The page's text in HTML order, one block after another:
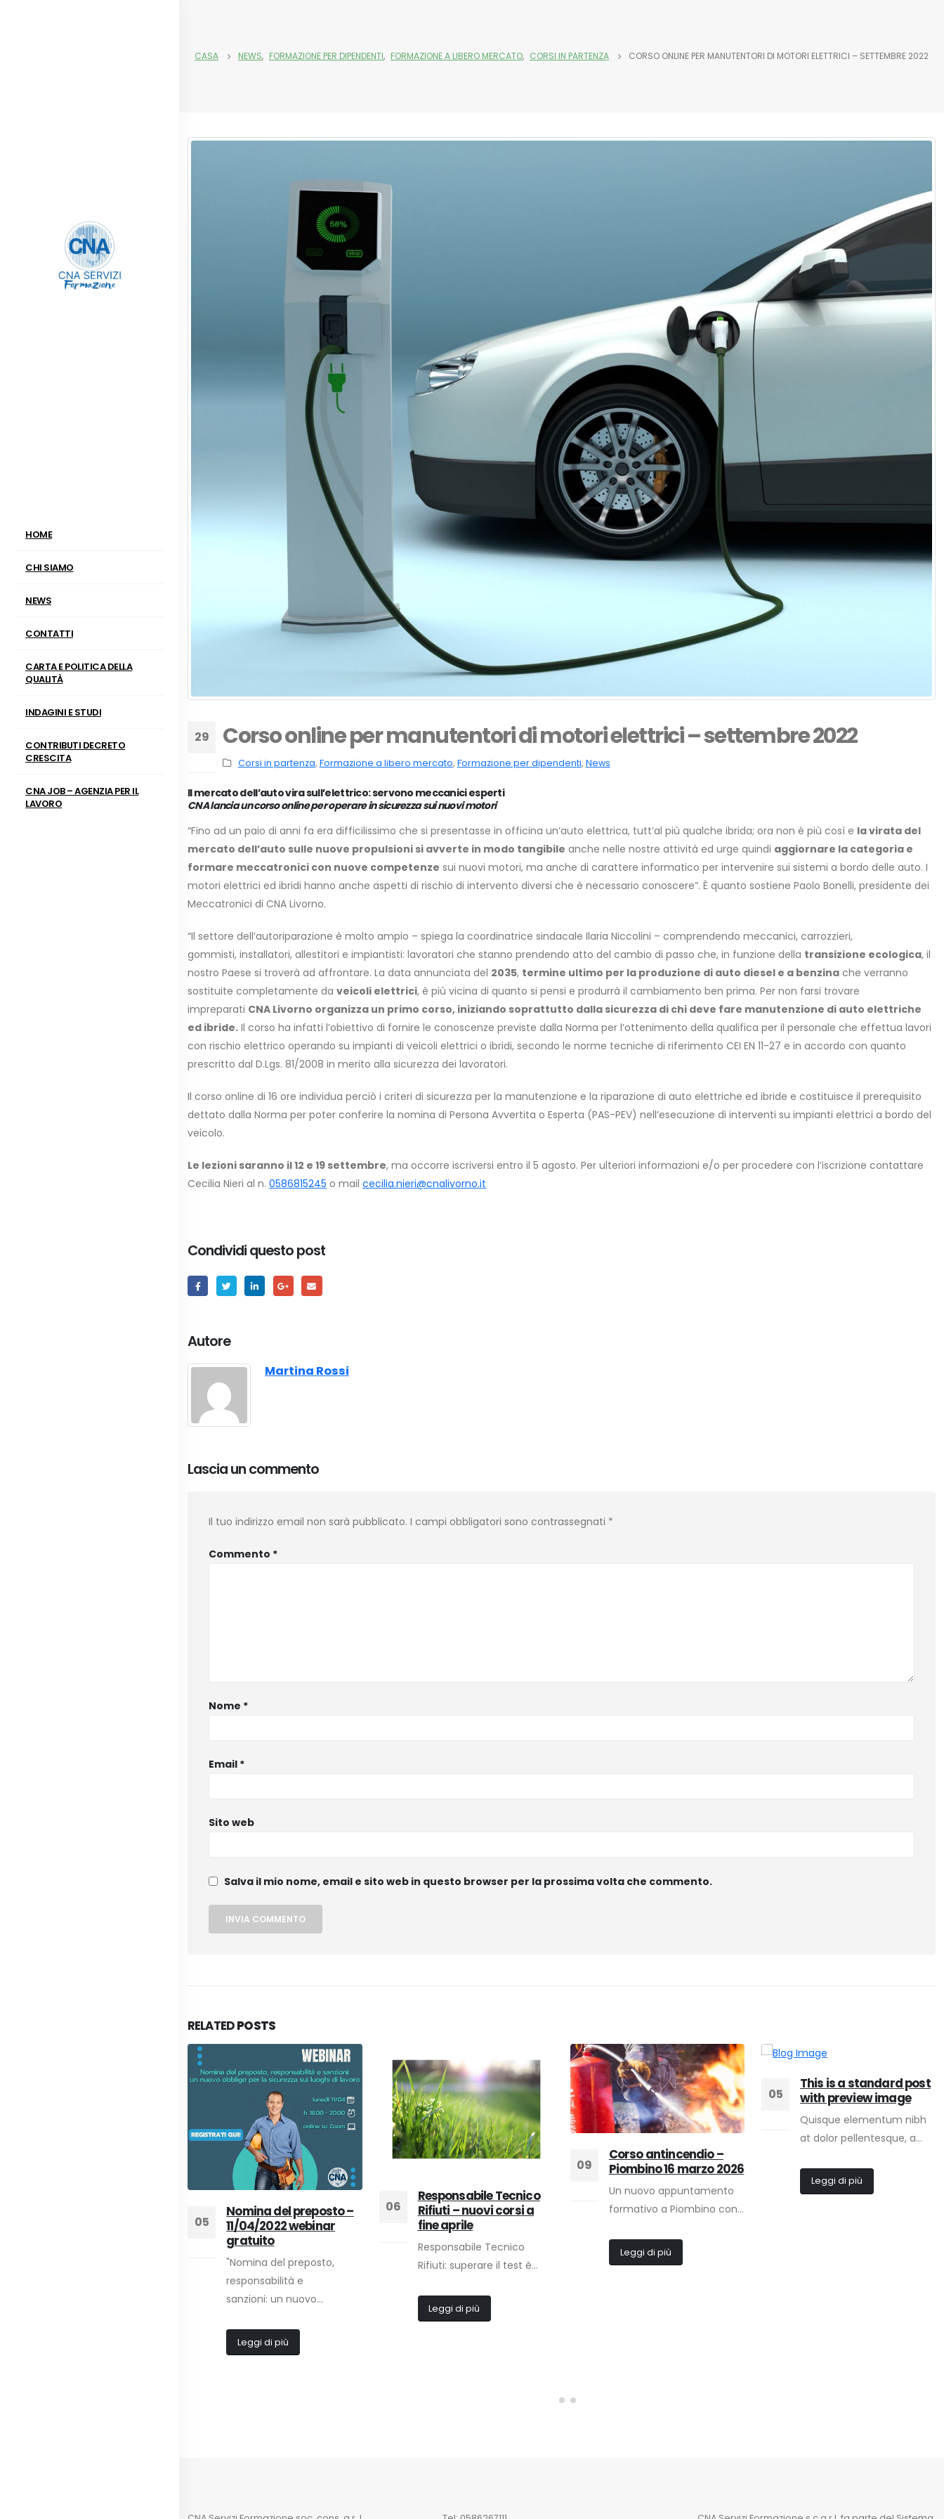
HOME
CHI SIAMO
NEWS
CONTATTI
CARTA E POLITICA DELLA
QUALITÀ
INDAGINI E STUDI
CONTRIBUTI DECRETO
CRESCITA
CNA JOB – AGENZIA PER IL
LAVORO
CASA NEWS, FORMAZIONE PER DIPENDENTI, FORMAZIONE A LIBERO MERCATO, CORSI IN PARTENZA CORSO ONLINE PER MANUTENTORI DI MOTORI ELETTRICI – SETTEMBRE 2022
29 Corso online per manutentori di motori elettrici – settembre 2022
Corsi in partenza, Formazione a libero mercato, Formazione per dipendenti, News
Il mercato dell’auto vira sull’elettrico: servono meccanici esperti
CNA lancia un corso online per operare in sicurezza sui nuovi motori
“Fino ad un paio di anni fa era difficilissimo che si presentasse in officina un’auto elettrica, tutt’al più qualche ibrida; ora non è più così e la virata del
mercato dell’auto sulle nuove propulsioni si avverte in modo tangibile anche nelle nostre attività ed urge quindi aggiornare la categoria e
formare meccatronici con nuove competenze sui nuovi motori, ma anche di carattere informatico per intervenire sui sistemi a bordo delle auto. I
motori elettrici ed ibridi hanno anche aspetti di rischio di intervento diversi che è necessario conoscere”. È quanto sostiene Paolo Bonelli, presidente dei
Meccatronici di CNA Livorno.
“Il settore dell’autoriparazione è molto ampio – spiega la coordinatrice sindacale Ilaria Niccolini – comprendendo meccanici, carrozzieri,
gommisti, installatori, allestitori e impiantisti: lavoratori che stanno prendendo atto del cambio di passo che, in funzione della transizione ecologica, il
nostro Paese si troverà ad affrontare. La data annunciata del 2035, termine ultimo per la produzione di auto diesel e a benzina che verranno
sostituite completamente da veicoli elettrici, è più vicina di quanto si pensi e produrrà il cambiamento ben prima. Per non farsi trovare
impreparati CNA Livorno organizza un primo corso, iniziando soprattutto dalla sicurezza di chi deve fare manutenzione di auto elettriche
ed ibride. Il corso ha infatti l’obiettivo di fornire le conoscenze previste dalla Norma per l’ottenimento della qualifica per il personale che effettua lavori
con rischio elettrico operando su impianti di veicoli elettrici o ibridi, secondo le norme tecniche di riferimento CEI EN 11-27 e in accordo con quanto
prescritto dal D.Lgs. 81/2008 in merito alla sicurezza dei lavoratori.
Il corso online di 16 ore individua perciò i criteri di sicurezza per la manutenzione e la riparazione di auto elettriche ed ibride e costituisce il prerequisito
dettato dalla Norma per poter conferire la nomina di Persona Avvertita o Esperta (PAS-PEV) nell’esecuzione di interventi su impianti elettrici a bordo del
veicolo.
Le lezioni saranno il 12 e 19 settembre, ma occorre iscriversi entro il 5 agosto. Per ulteriori informazioni e/o per procedere con l’iscrizione contattare
Cecilia Nieri al n. 0586815245 o mail cecilia.nieri@cnalivorno.it
Condividi questo post
Autore
Martina Rossi
Lascia un commento
Il tuo indirizzo email non sarà pubblicato. I campi obbligatori sono contrassegnati *
Commento *
Nome *
Email *
Sito web
Salva il mio nome, email e sito web in questo browser per la prossima volta che commento.
RELATEDPOSTS
05
Nomina del preposto –
11/04/2022 webinar
gratuito
"Nomina del preposto,
responsabilità e
sanzioni: un nuovo...
Leggi di più
06
Responsabile Tecnico
Rifiuti – nuovi corsi a
fine aprile
Responsabile Tecnico
Rifiuti: superare il test è...
Leggi di più
09
Corso antincendio –
Piombino 16 marzo 2026
Un nuovo appuntamento
formativo a Piombino con...
Leggi di più
05
This is a standard post
with preview image
Quisque elementum nibh
at dolor pellentesque, a...
Leggi di più